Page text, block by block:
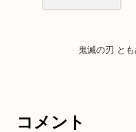
鬼滅の刃 と
コメント